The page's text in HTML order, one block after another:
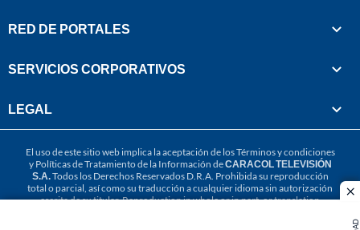
RED DE PORTALES
SERVICIOS CORPORATIVOS
LEGAL
El uso de este sitio web implica la aceptación de losTérminos y condiciones
y Políticas de Tratamiento de la Información deCARACOL TELEVISIÓN
S.A.Todos los Derechos Reservados D.R.A. Prohibida su reproducción
total o parcial, así como su traducción a cualquier idioma sin autorización
escrita de su titular. Reproduction in whole or in part, or translation